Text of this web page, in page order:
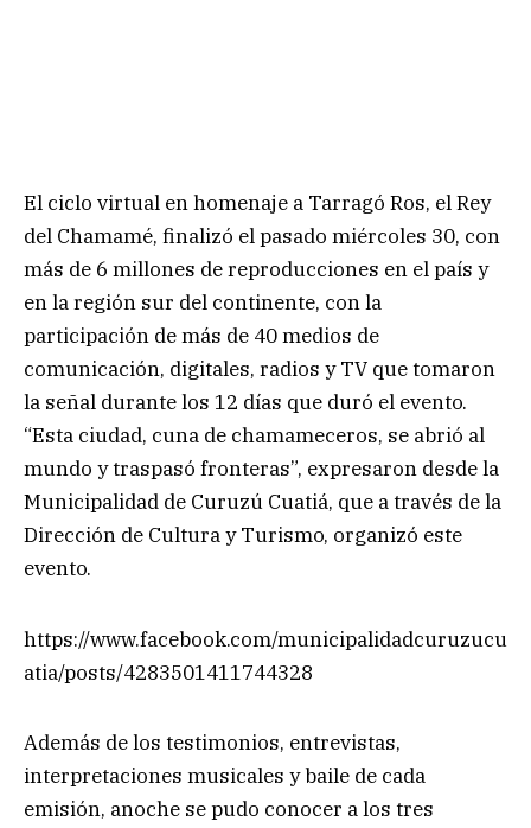
El ciclo virtual en homenaje a Tarragó Ros, el Rey
del Chamamé, finalizó el pasado miércoles 30, con
más de 6 millones de reproducciones en el país y
en la región sur del continente, con la
participación de más de 40 medios de
comunicación, digitales, radios y TV que tomaron
la señal durante los 12 días que duró el evento.
“Esta ciudad, cuna de chamameceros, se abrió al
mundo y traspasó fronteras”, expresaron desde la
Municipalidad de Curuzú Cuatiá, que a través de la
Dirección de Cultura y Turismo, organizó este
evento.
https://www.facebook.com/municipalidadcuruzucu
atia/posts/4283501411744328
Además de los testimonios, entrevistas,
interpretaciones musicales y baile de cada
emisión, anoche se pudo conocer a los tres